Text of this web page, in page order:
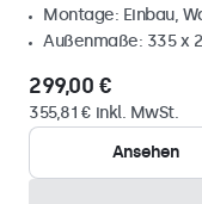
Montage: Einbau,
Außenmaße: 335 x
299,00 €
355,81 € inkl. MwSt.
Ansehen